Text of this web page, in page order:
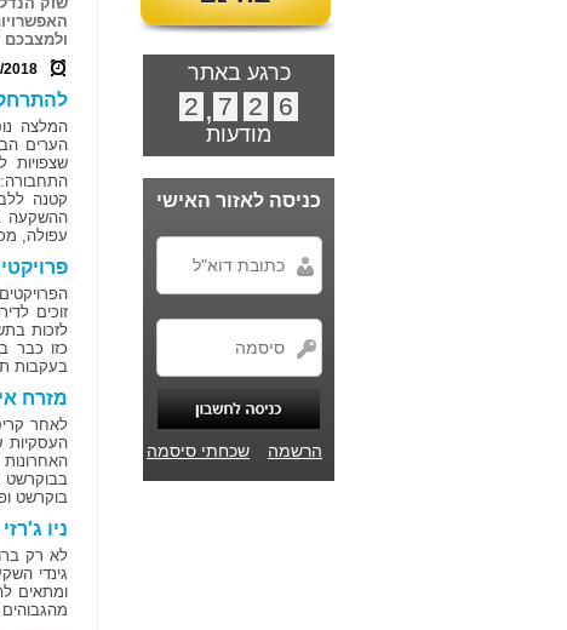
כרגע באתר
6
2
7
,
2
מודעות
כניסה לאזור האישי
הרשמה שכחתי סיסמה
ולמצבכם
2018
הערים
קטנה
ההשקעה
עפולה,
זוכים
לזכות
כזו כבר
בעקבות
מזרח
לאחר
העסקיות
בבוקרשט
בוקרשט
ניו
לא רק
גינדי